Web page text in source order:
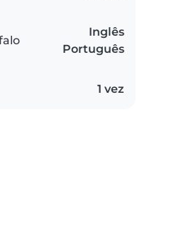
Inglês
Português
1 vez